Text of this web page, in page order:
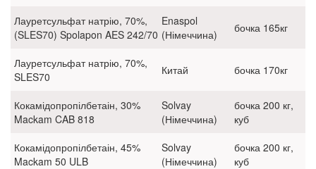
Лауретсульфат натрію, 70%,
(SLES70) Spolapon AES 242/70
Enaspol
(Німеччина)
бочка 165кг
Лауретсульфат натрію, 70%,
SLES70
Китай бочка 170кг
Кокамідопропілбетаін, 30%
Mackam CAB 818
Solvay
(Німеччина)
бочка 200 кг,
куб
Кокамідопропілбетаін, 45%
Mackam 50 ULB
Solvay
(Німеччина)
бочка 200 кг,
куб